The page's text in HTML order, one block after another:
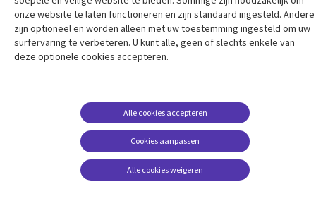
onze website te laten functioneren en zijn standaard ingesteld. Andere
zijn optioneel en worden alleen met uw toestemming ingesteld om uw
surfervaring te verbeteren. U kunt alle, geen of slechts enkele van
deze optionele cookies accepteren.
Cookies aanpassen
Alle cookies accepteren
Alle cookies weigeren